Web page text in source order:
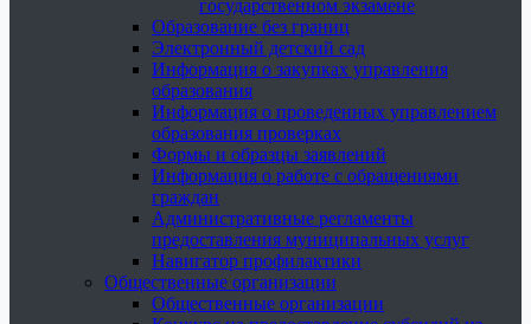
государственном экзамене
Образование без границ
Электронный детский сад
Информация о закупках управления
образования
Информация о проведенных управлением
образования проверках
Формы и образцы заявлений
Информация о работе с обращениями
граждан
Административные регламенты
предоставления муниципальных услуг
Навигатор профилактики
Общественные организации
Общественные организации